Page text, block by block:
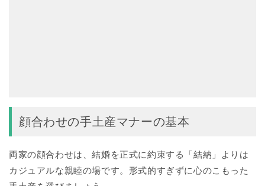
顔合わせの手土産マナーの基本
両家の顔合わせは、結婚を正式に約束する「結納」よりは
カジュアルな親睦の場です。形式的すぎずに心のこもった